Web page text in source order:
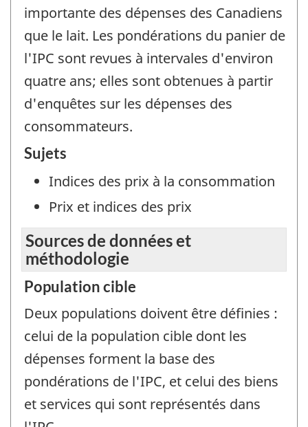
importante des dépenses des Canadiens
que le lait. Les pondérations du panier de
l'IPC sont revues à intervales d'environ
quatre ans; elles sont obtenues à partir
d'enquêtes sur les dépenses des
consommateurs.
Sujets
Indices des prix à la consommation
Prix et indices des prix
Sources de données et
méthodologie
Population cible
Deux populations doivent être définies :
celui de la population cible dont les
dépenses forment la base des
pondérations de l'IPC, et celui des biens
et services qui sont représentés dans